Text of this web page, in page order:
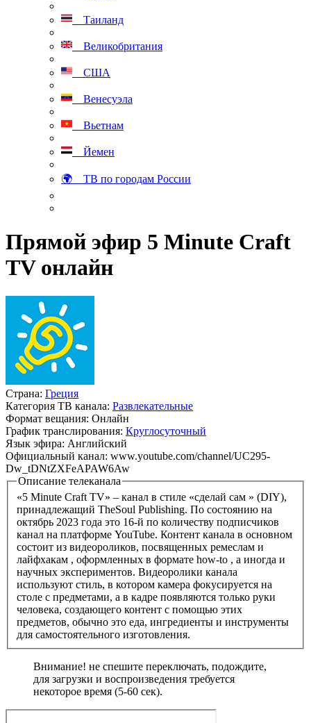
Таиланд
Великобритания
США
Венесуэла
Вьетнам
Йемен
🌍 ТВ по городам России
Прямой эфир 5 Minute Craft
TV онлайн
Страна: Греция
Категория ТВ канала: Развлекательные
Формат вещания: Онлайн
График транслирования: Круглосуточный
Язык эфира: Английский
Официальный канал: www.youtube.com/channel/UC295-
Dw_tDNtZXFeAPAW6Aw
Описание телеканала
«5 Minute Craft TV» – канал в стиле «сделай сам » (DIY),
принадлежащий TheSoul Publishing. По состоянию на
октябрь 2023 года это 16-й по количеству подписчиков
канал на платформе YouTube. Контент канала в основном
состоит из видеороликов, посвященных ремеслам и
лайфхакам , оформленных в формате how-to , а иногда и
научных экспериментов. Видеоролики канала
используют стиль, в котором камера фокусируется на
столе с предметами, а в кадре появляются только руки
человека, создающего контент с помощью этих
предметов, обычно это еда, ингредиенты и инструменты
для самостоятельного изготовления.
Внимание! не спешите переключать, подождите,
для загрузки и воспроизведения требуется
некоторое время (5-60 сек).